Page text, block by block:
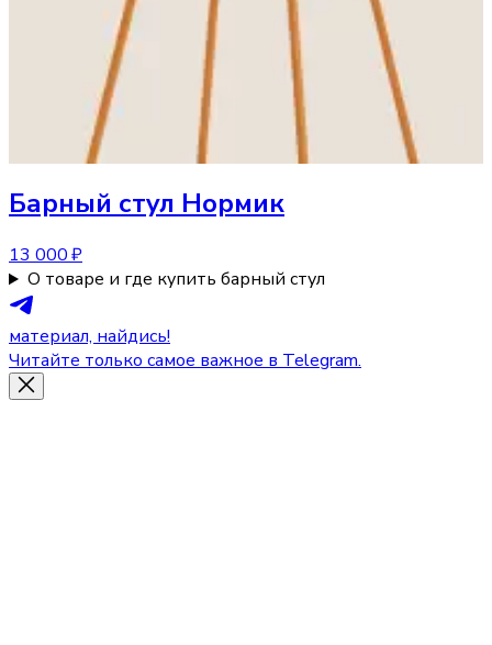
Барный стул Нормик
13 000 ₽
О товаре и где купить барный стул
материал, найдись!
Читайте только самое важное в Telegram.